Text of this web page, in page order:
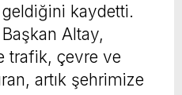
kaydetti.
Altay,
trafik, çevre ve
artık şehrimize